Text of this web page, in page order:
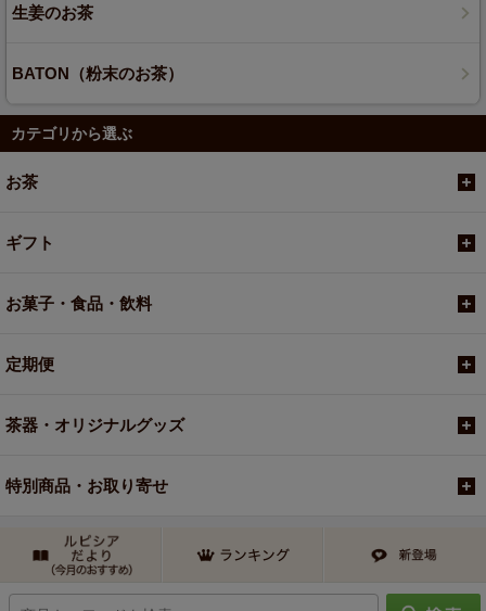
生姜のお茶
BATON（粉末のお茶）
カテゴリから選ぶ
お茶
ギフト
お菓子・食品・飲料
定期便
茶器・オリジナルグッズ
特別商品・お取り寄せ